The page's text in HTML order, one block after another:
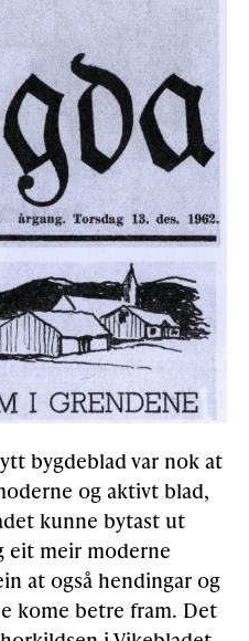
bygdeblad var nok at
og aktivt blad,
kunne bytast ut
eit meir moderne
at også hendingar og
kome betre fram. Det